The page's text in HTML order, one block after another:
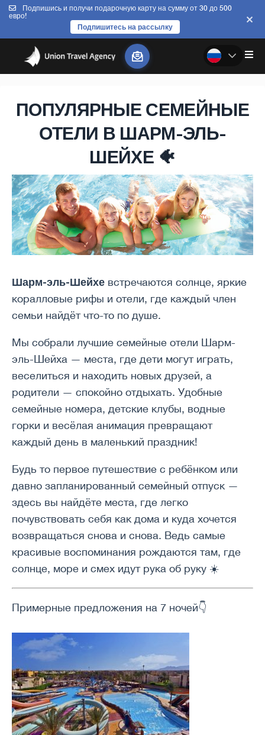
Подпишись и получи подарочную карту на сумму от 30 до 500
евро!
Подпишитесь на рассылку
ПОПУЛЯРНЫЕ СЕМЕЙНЫЕ
ОТЕЛИ В ШАРМ-ЭЛЬ-
ШЕЙХЕ 🐠
Шарм-эль-Шейхе встречаются солнце, яркие
коралловые рифы и отели, где каждый член
семьи найдёт что-то по душе.
Мы собрали лучшие семейные отели Шарм-
эль-Шейха — места, где дети могут играть,
веселиться и находить новых друзей, а
родители — спокойно отдыхать. Удобные
семейные номера, детские клубы, водные
горки и весёлая анимация превращают
каждый день в маленький праздник!
Будь то первое путешествие с ребёнком или
давно запланированный семейный отпуск —
здесь вы найдёте места, где легко
почувствовать себя как дома и куда хочется
возвращаться снова и снова. Ведь самые
красивые воспоминания рождаются там, где
солнце, море и смех идут рука об руку ☀️
Примерные предложения на 7 ночей👇